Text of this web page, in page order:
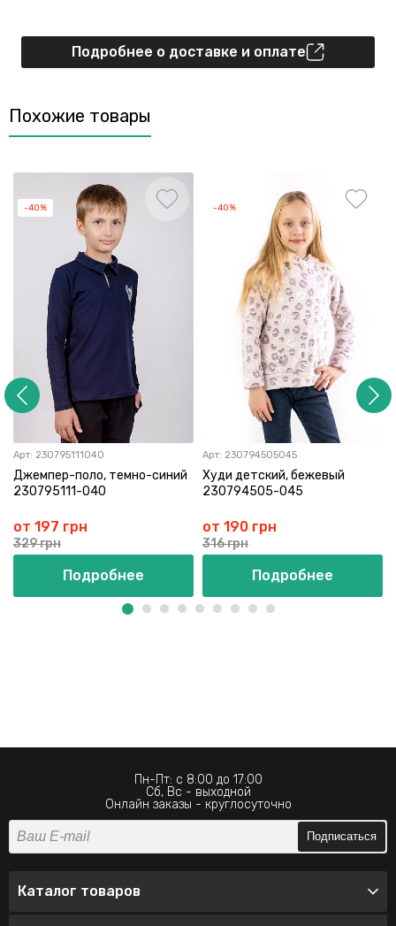
Подробнее о доставке и оплате
Похожие товары
-40%
Арт: 230795111040
Джемпер-поло, темно-синий
230795111-040
от 197 грн
329 грн
Подробнее
-40%
Арт: 230794505045
Худи детский, бежевый
230794505-045
от 190 грн
316 грн
Подробнее
Пн-Пт: с 8:00 до 17:00
Сб, Вс - выходной
Онлайн заказы - круглосуточно
Подписаться
Каталог товаров